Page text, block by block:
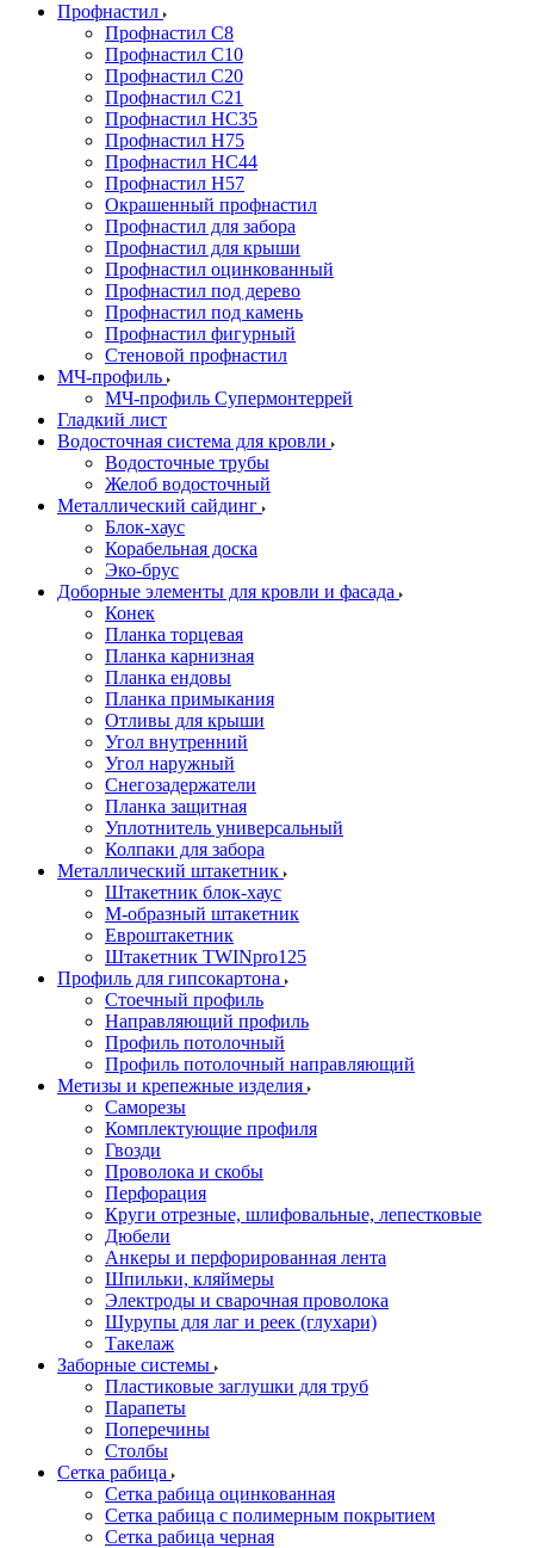
Профнастил
Профнастил С8
Профнастил С10
Профнастил С20
Профнастил С21
Профнастил НС35
Профнастил Н75
Профнастил HC44
Профнастил Н57
Окрашенный профнастил
Профнастил для забора
Профнастил для крыши
Профнастил оцинкованный
Профнастил под дерево
Профнастил под камень
Профнастил фигурный
Стеновой профнастил
МЧ-профиль
МЧ-профиль Супермонтеррей
Гладкий лист
Водосточная система для кровли
Водосточные трубы
Желоб водосточный
Металлический сайдинг
Блок-хаус
Корабельная доска
Эко-брус
Доборные элементы для кровли и фасада
Конек
Планка торцевая
Планка карнизная
Планка ендовы
Планка примыкания
Отливы для крыши
Угол внутренний
Угол наружный
Снегозадержатели
Планка защитная
Уплотнитель универсальный
Колпаки для забора
Металлический штакетник
Штакетник блок-хаус
М-образный штакетник
Евроштакетник
Штакетник TWINpro125
Профиль для гипсокартона
Стоечный профиль
Направляющий профиль
Профиль потолочный
Профиль потолочный направляющий
Метизы и крепежные изделия
Саморезы
Комплектующие профиля
Гвозди
Проволока и скобы
Перфорация
Круги отрезные, шлифовальные, лепестковые
Дюбели
Анкеры и перфорированная лента
Шпильки, кляймеры
Электроды и сварочная проволока
Шурупы для лаг и реек (глухари)
Такелаж
Заборные системы
Пластиковые заглушки для труб
Парапеты
Поперечины
Столбы
Сетка рабица
Сетка рабица оцинкованная
Сетка рабица с полимерным покрытием
Сетка рабица черная